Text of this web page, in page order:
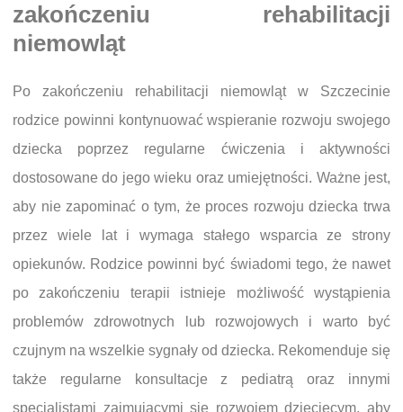
zakończeniu rehabilitacji
niemowląt
Po zakończeniu rehabilitacji niemowląt w Szczecinie
rodzice powinni kontynuować wspieranie rozwoju swojego
dziecka poprzez regularne ćwiczenia i aktywności
dostosowane do jego wieku oraz umiejętności. Ważne jest,
aby nie zapominać o tym, że proces rozwoju dziecka trwa
przez wiele lat i wymaga stałego wsparcia ze strony
opiekunów. Rodzice powinni być świadomi tego, że nawet
po zakończeniu terapii istnieje możliwość wystąpienia
problemów zdrowotnych lub rozwojowych i warto być
czujnym na wszelkie sygnały od dziecka. Rekomenduje się
także regularne konsultacje z pediatrą oraz innymi
specjalistami zajmującymi się rozwojem dziecięcym, aby